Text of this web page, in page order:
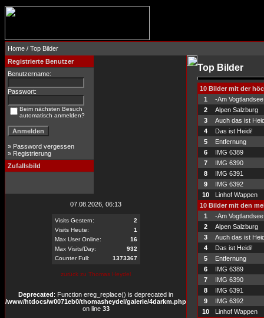
Home / Top Bilder
Registrierte Benutzer
Benutzername:
Passwort:
Beim nächsten Besuch
automatisch anmelden?
» Password vergessen
» Registrierung
Zufallsbild
07.08.2026, 06:13
Visits Gestern:
2
Visits Heute:
1
Max User Online:
16
Max Visits/Day:
932
Counter Full:
1373367
zurück zu Thomas Heydel
Deprecated: Function ereg_replace() is deprecated in
/www/htdocs/w0071eb0/thomasheydel/galerie/4darkm.php
on line 33
Top Bilder
10 Bilder mit der
1
-Am
2
Alpen Salzburg
3
Auch das ist
4
Das ist Heidi!
5
Entfernung
6
IMG 6389
7
IMG 6390
8
IMG 6391
9
IMG 6392
10
Linhof Wappen
10 Bilder mit den
1
-Am
2
Alpen Salzburg
3
Auch das ist
4
Das ist Heidi!
5
Entfernung
6
IMG 6389
7
IMG 6390
8
IMG 6391
9
IMG 6392
10
Linhof Wappen